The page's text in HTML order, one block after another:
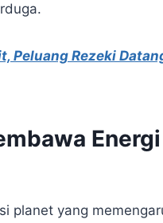
Peluang Rezeki
planet yang